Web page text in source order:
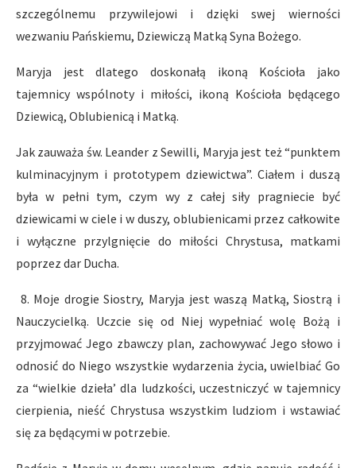
szczególnemu przywilejowi i dzięki swej wierności
wezwaniu Pańskiemu, Dziewiczą Matką Syna Bożego.
Maryja jest dlatego doskonałą ikoną Kościoła jako
tajemnicy wspólnoty i miłości, ikoną Kościoła będącego
Dziewicą, Oblubienicą i Matką.
Jak zauważa św. Leander z Sewilli, Maryja jest też “punktem
kulminacyjnym i prototypem dziewictwa”. Ciałem i duszą
była w pełni tym, czym wy z całej siły pragniecie być
dziewicami w ciele i w duszy, oblubienicami przez całkowite
i wyłączne przylgnięcie do miłości Chrystusa, matkami
poprzez dar Ducha.
8. Moje drogie Siostry, Maryja jest waszą Matką, Siostrą i
Nauczycielką. Uczcie się od Niej wypełniać wolę Bożą i
przyjmować Jego zbawczy plan, zachowywać Jego słowo i
odnosić do Niego wszystkie wydarzenia życia, uwielbiać Go
za “wielkie dzieła’ dla ludzkości, uczestniczyć w tajemnicy
cierpienia, nieść Chrystusa wszystkim ludziom i wstawiać
się za będącymi w potrzebie.